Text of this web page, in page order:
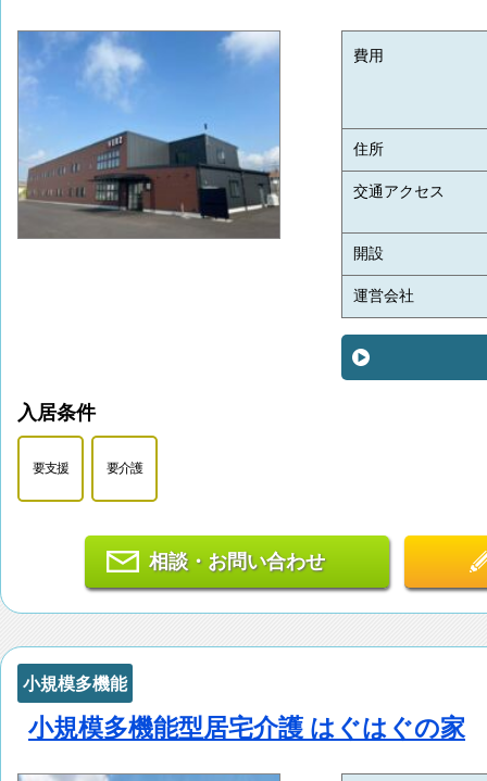
費用
住所
交通アクセス
開設
運営会社
入居条件
要支援 要介護
相談・お問い合わせ
小規模多機能
小規模多機能型居宅介護 はぐはぐの家